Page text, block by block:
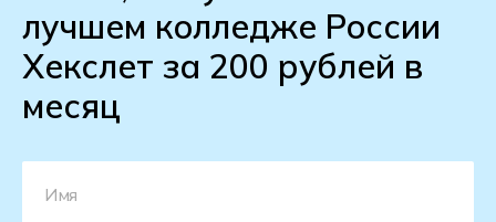
лучшем колледже России
Хекслет за 200 рублей в
месяц